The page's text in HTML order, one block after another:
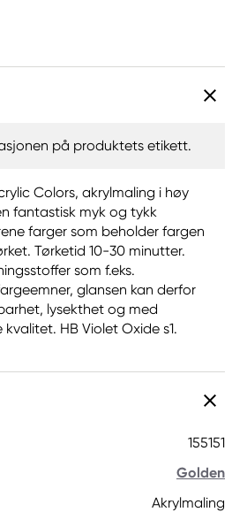
på produktets etikett.
Colors, akrylmaling i høy
fantastisk myk og tykk
farger som beholder fargen
Tørketid 10-30 minutter.
som f.eks.
glansen kan derfor
lysekthet og med
HB Violet Oxide s1.
155151
Golden
Akrylmaling